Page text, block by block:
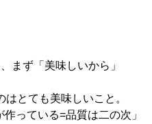
まず「美味しいから」
とても美味しいこと。
っている=品質は二の次」